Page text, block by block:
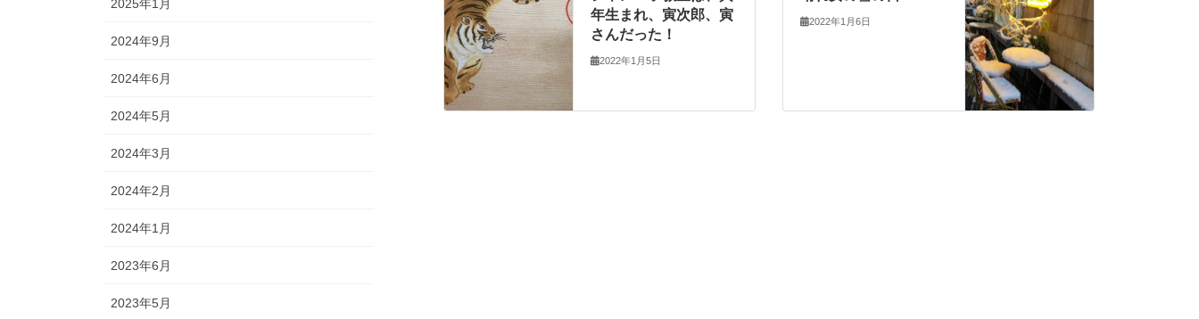
年生まれ、寅次郎、寅
さんだった！
2022年1月5日
2022年1月6日
2025年1月
2024年9月
2024年6月
2024年5月
2024年3月
2024年2月
2024年1月
2023年6月
2023年5月